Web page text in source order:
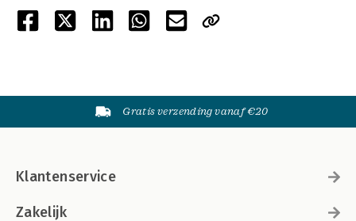
Gratis verzending vanaf €20
Klantenservice
Zakelijk